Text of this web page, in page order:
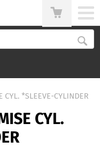
*SLEEVE-CYLINDER
CYL.